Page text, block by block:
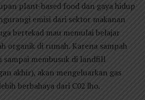
plant-based food dan gaya hidup
emisi dari sektor makanan
bertekad mau memulai belajar
organik di rumah. Karena sampah
sampai membusuk di landfill
akhir), akan mengeluarkan gas
berbahaya dari C02 lho.